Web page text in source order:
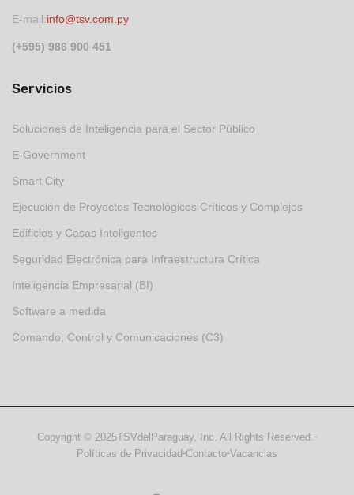
E-mail:info@tsv.com.py
(+595) 986 900 451
Servicios
Soluciones de Inteligencia para el Sector Público
E-Government
Smart City
Ejecución de Proyectos Tecnológicos Críticos y Complejos
Edificios y Casas Inteligentes
Seguridad Electrónica para Infraestructura Crítica
Inteligencia Empresarial (BI)
Software a medida
Comando, Control y Comunicaciones (C3)
Copyright © 2025TSVdelParaguay, Inc. All Rights Reserved.
Políticas de Privacidad Contacto Vacancias